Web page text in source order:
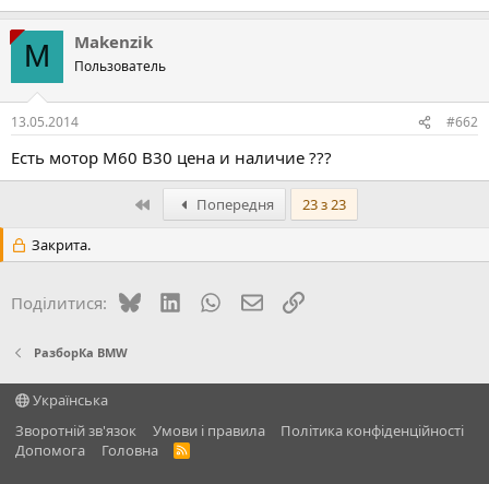
M Makenzik
Пользователь
13.05.2014 #662
Есть мотор M60 B30 цена и наличие ???
ПершийПопередня 23 з 23
Закрита.
Поділитися: BlueskyLinkedInWhatsApp
E-mailПосилання
РазборКа BMW
Українська
Зворотній зв'язок
Умови і правила
Політика конфіденційності
Дoпoмoга
Головна
R